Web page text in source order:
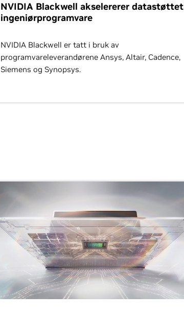
NVIDIA Blackwell akselererer datastøttet
ingeniørprogramvare
NVIDIA Blackwell er tatt i bruk av
programvareleverandørene Ansys, Altair, Cadence,
Siemens og Synopsys.